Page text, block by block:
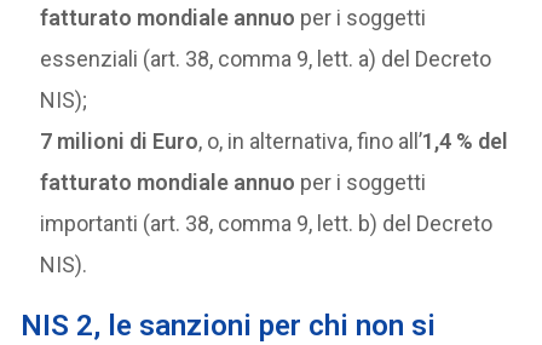
fatturato mondiale annuo per i soggetti
essenziali (art. 38, comma 9, lett. a) del Decreto
NIS);
7 milioni di Euro, o, in alternativa, fino all’1,4 % del
fatturato mondiale annuo per i soggetti
importanti (art. 38, comma 9, lett. b) del Decreto
NIS).
NIS 2, le sanzioni per chi non si